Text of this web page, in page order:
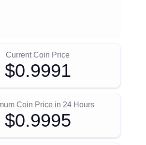
Current Coin Price
$0.9991
Coin Price in 24 Hours
$0.9995